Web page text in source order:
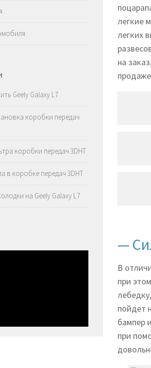
легкие
легких
на
—
В
при
пойдет
бампер
при
Geely Galaxy L7
коробки передач
коробки передач 3DHT
в коробке передач 3DHT
на Geely Galaxy L7